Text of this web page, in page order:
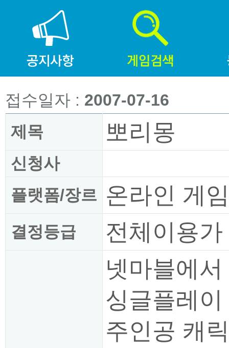
접수일자 : 2007-07-16
제목
뽀리몽
신청사
플랫폼/장르 온라인 게임
결정등급 전체이용가
넷마블에
싱글플레
주인공 캐